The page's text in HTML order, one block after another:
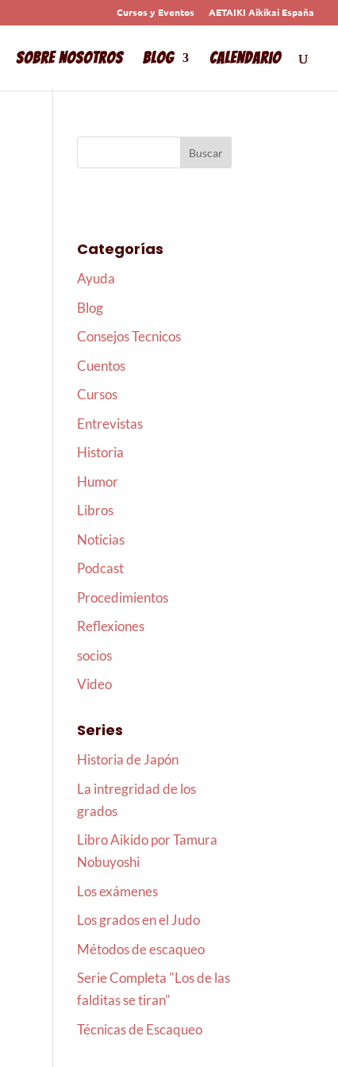
Cursos y Eventos AETAIKI Aikikai España
Sobre Nosotros Blog Calendario
Categorías
Ayuda
Blog
Consejos Tecnicos
Cuentos
Cursos
Entrevistas
Historia
Humor
Libros
Noticias
Podcast
Procedimientos
Reflexiones
socios
Video
Series
Historia de Japón
La intregridad de los
grados
Libro Aikido por Tamura
Nobuyoshi
Los exámenes
Los grados en el Judo
Métodos de escaqueo
Serie Completa "Los de las
falditas se tiran"
Técnicas de Escaqueo